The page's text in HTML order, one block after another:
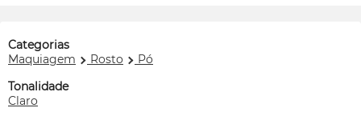
Categorias
Maquiagem
Rosto
Pó
Tonalidade
Claro